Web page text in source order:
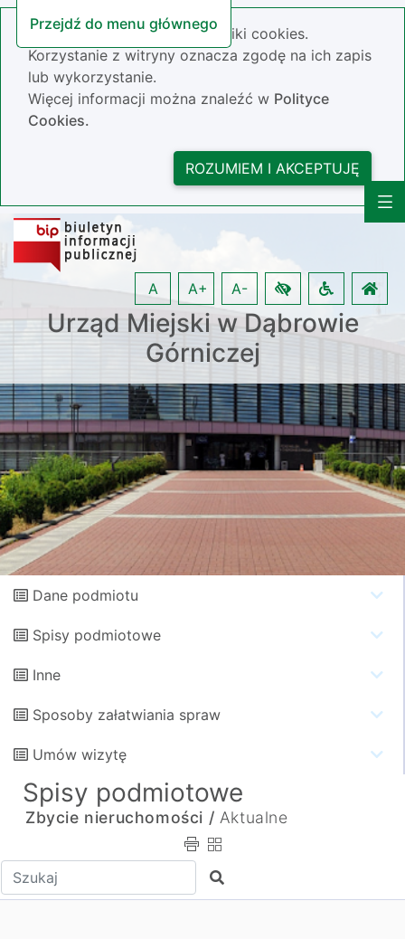
Przejdź do menu głównego
Nasza strona wykorzystuje pliki cookies.
Korzystanie z witryny oznacza zgodę na ich zapis
lub wykorzystanie.
Więcej informacji można znaleźć w Polityce
Cookies.
ROZUMIEM I AKCEPTUJĘ
Urząd Miejski w Dąbrowie
Górniczej
A A+ A-
Dane podmiotu
Spisy podmiotowe
Inne
Sposoby załatwiania spraw
Umów wizytę
Spisy podmiotowe
Zbycie nieruchomości / Aktualne
Wpisz tekst do wyszukania Szukaj